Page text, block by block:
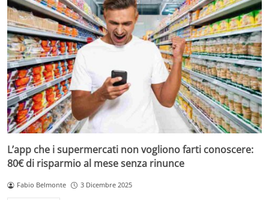
L’app che i supermercati non vogliono farti conoscere:
80€ di risparmio al mese senza rinunce
Fabio Belmonte 3 Dicembre 2025